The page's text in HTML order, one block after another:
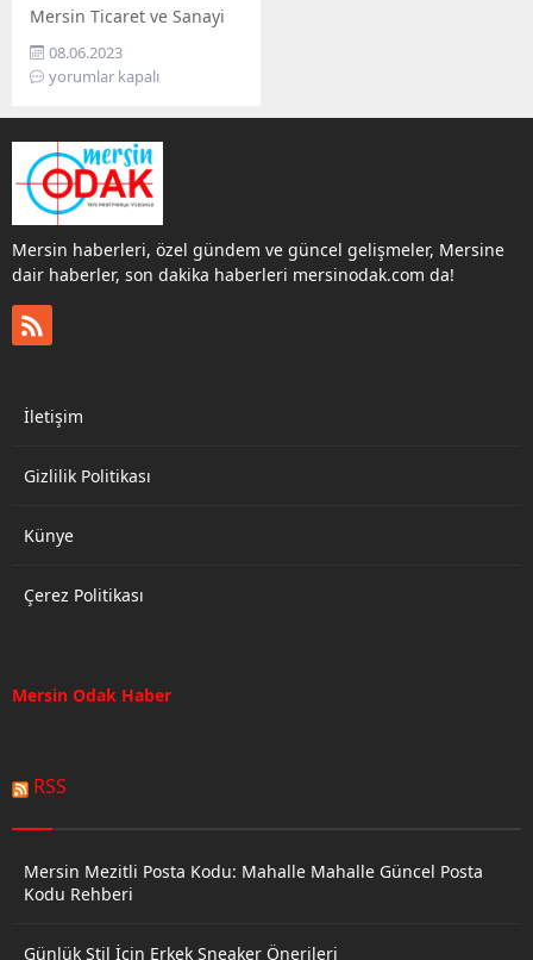
Mersin Ticaret ve Sanayi
Kurulu Başkanı Ayhan
Kızıltan, lise ve sanayi
meslek ve teknik liselerin
güçlü imkanlarıyla bir
araya getirmek adına
çalışma başlattı. İlk olarak
Mersin Atatürk Mesleki ve
Teknik Anadolu Lisesi’ni
ziyaret eden Başkan
Kızıltan, ardından Kadri
Şaman MTSO Mesleki ve
08.06.2023
yorumlar kapalı
Mersin haberleri, özel gündem ve güncel gelişmeler, Mersine
dair haberler, son dakika haberleri mersinodak.com da!
İletişim
Gizlilik Politikası
Künye
Çerez Politikası
Mersin Odak Haber
RSS
Mersin Mezitli Posta Kodu: Mahalle Mahalle Güncel Posta
Kodu Rehberi
Günlük Stil İçin Erkek Sneaker Önerileri